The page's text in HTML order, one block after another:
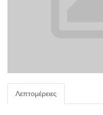
Λεπτομέρειες